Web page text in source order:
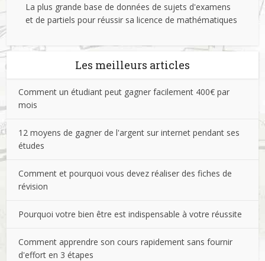
La plus grande base de données de sujets d'examens
et de partiels pour réussir sa licence de mathématiques
Les meilleurs articles
Comment un étudiant peut gagner facilement 400€ par
mois
12 moyens de gagner de l'argent sur internet pendant ses
études
Comment et pourquoi vous devez réaliser des fiches de
révision
Pourquoi votre bien être est indispensable à votre réussite
Comment apprendre son cours rapidement sans fournir
d'effort en 3 étapes